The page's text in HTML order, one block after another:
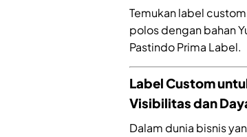
Temukan label
polos dengan bahan
Pastindo Prima Label.
Label Custom
Visibilitas dan
Dalam dunia bisnis